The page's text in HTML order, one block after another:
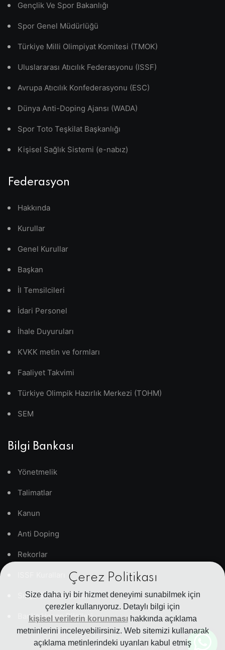
Çerez Politikası
Size daha iyi bir hizmet deneyimi sunabilmek için
çerezler kullanıyoruz. Detaylı bilgi için
kişisel verilerin korunmasıhakkında açıklama
metninlerini inceleyebilirsiniz. Web sitemizi kullanarak
açıklama metinlerindeki uyarıları kabul etmiş
Gençlik Ve Spor Bakanlığı
Spor Genel Müdürlüğü
Türkiye Milli Olimpiyat Komitesi (TMOK)
Uluslararası Atıcılık Federasyonu (ISSF)
Avrupa Atıcılık Konfederasyonu (ESC)
Dünya Anti-Doping Ajansı (WADA)
Spor Toto Teşkilat Başkanlığı
Kişisel Sağlık Sistemi (e-nabız)
Federasyon
Hakkında
Kurullar
Genel Kurullar
Başkan
İl Temsilcileri
İdari Personel
İhale Duyuruları
KVKK metin ve formları
Faaliyet Takvimi
Türkiye Olimpik Hazırlık Merkezi (TOHM)
SEM
Bilgi Bankası
Yönetmelik
Talimatlar
Kanun
Anti Doping
Rekorlar
Sıkça Sorulan Sorular
Banka Hesap Bilgileri